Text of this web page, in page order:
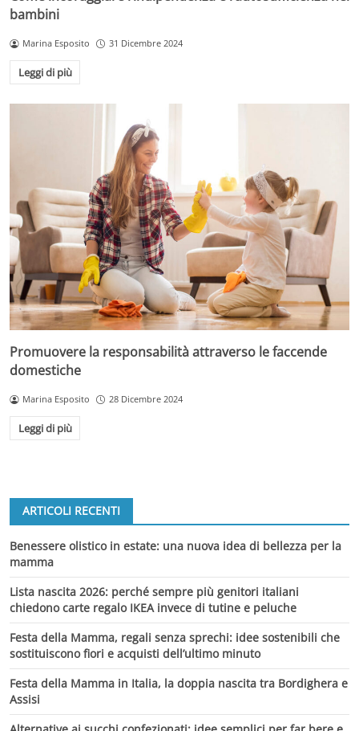
bambini
Marina Esposito 31 Dicembre 2024
Leggi di più
Promuovere la responsabilità attraverso le faccende
domestiche
Marina Esposito 28 Dicembre 2024
Leggi di più
ARTICOLI RECENTI
Benessere olistico in estate: una nuova idea di bellezza per la
mamma
Lista nascita 2026: perché sempre più genitori italiani
chiedono carte regalo IKEA invece di tutine e peluche
Festa della Mamma, regali senza sprechi: idee sostenibili che
sostituiscono fiori e acquisti dell’ultimo minuto
Festa della Mamma in Italia, la doppia nascita tra Bordighera e
Assisi